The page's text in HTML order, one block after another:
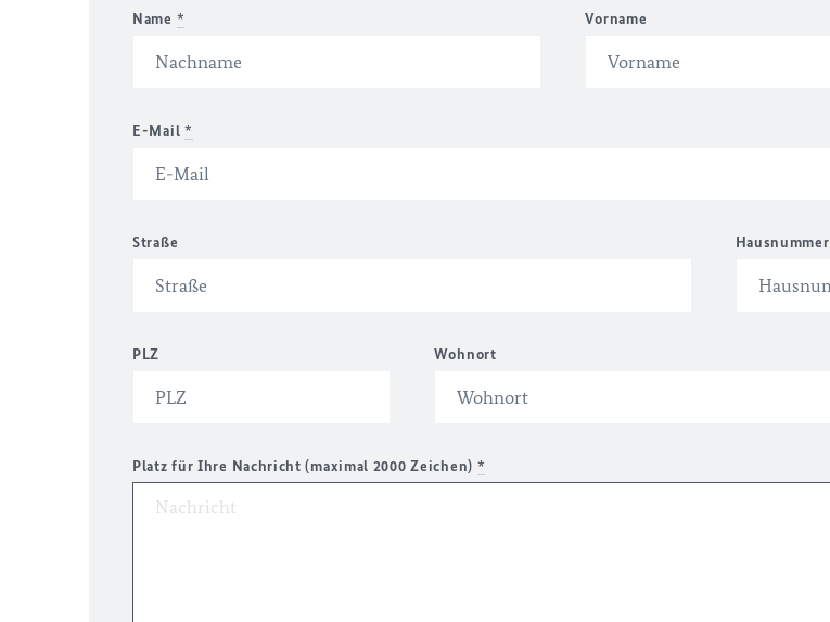
Name * Vorname
E-Mail *
Straße Hausnummer
PLZ Wohnort
Platz für Ihre Nachricht (maximal 2000 Zeichen) *